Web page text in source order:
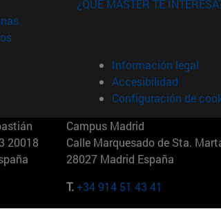
en nueva ventana)
(abre en nueva ventana)
(abre en nueva ventana)
¿QUÉ MÁSTER TE
Información legal
Accesibilidad
Configuración de
20018
Campus Madrid
Calle Marquesado de Sta.
28027 Madrid España
T.+34 914 51 43 41